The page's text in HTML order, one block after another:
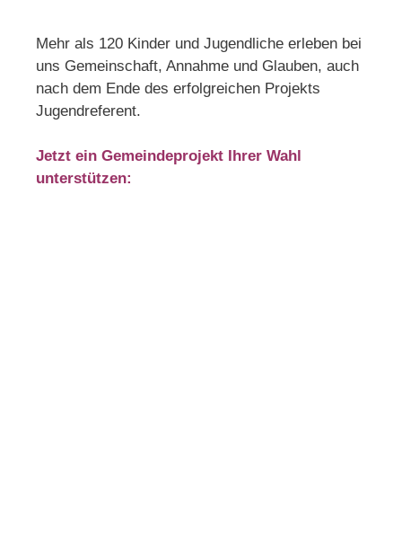
Mehr als 120 Kinder und Jugendliche erleben bei
uns Gemeinschaft, Annahme und Glauben, auch
nach dem Ende des erfolgreichen Projekts
Jugendreferent.
Jetzt ein Gemeindeprojekt Ihrer Wahl
unterstützen: